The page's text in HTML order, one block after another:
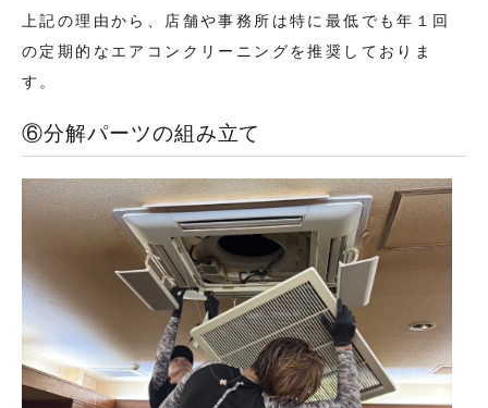
上記の理由から、店舗や事務所は特に最低でも年１回
の定期的なエアコンクリーニングを推奨しておりま
す。
⑥分解パーツの組み立て